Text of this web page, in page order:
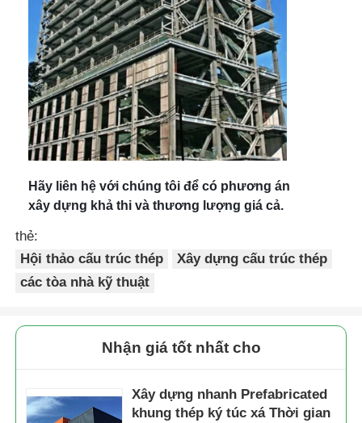
Hãy liên hệ với chúng tôi để có phương án
xây dựng khả thi và thương lượng giá cả.
thẻ:
Hội thảo cấu trúc thép
Xây dựng cấu trúc thép
các tòa nhà kỹ thuật
Nhận giá tốt nhất cho
Xây dựng nhanh Prefabricated
khung thép ký túc xá Thời gian